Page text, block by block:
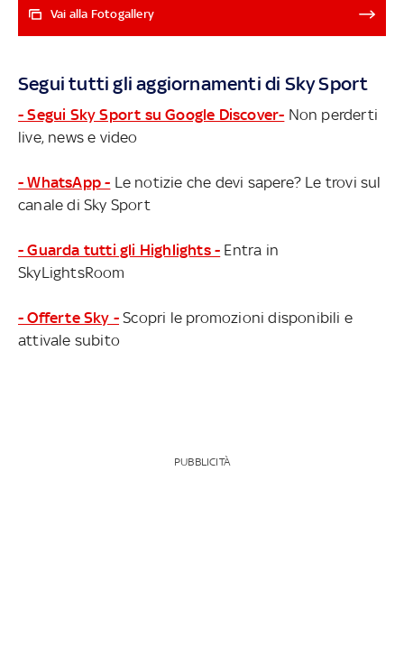
prende il primo posto a Est, mentre Cleveland ha
(massimo in carriera), Doncic firma la 50^ tripla doppia
in carriera. Golden State ritrova il sorriso, i Lakers
battono Detroit
Vai alla Fotogallery
Segui tutti gli aggiornamenti di Sky Sport
- Segui Sky Sport su Google Discover- Non perderti
live, news e video
- WhatsApp - Le notizie che devi sapere? Le trovi sul
canale di Sky Sport
- Guarda tutti gli Highlights - Entra in
SkyLightsRoom
- Offerte Sky - Scopri le promozioni disponibili e
attivale subito
PUBBLICITÀ